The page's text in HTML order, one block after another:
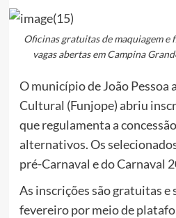
Oficinas gratuitas de maquiagem e
vagas abertas em Campina
O município de João Pessoa
Cultural (Funjope) abriu
que regulamenta a
alternativos. Os
pré-Carnaval e do Carnaval
As inscrições são gratuitas e
fevereiro por meio de